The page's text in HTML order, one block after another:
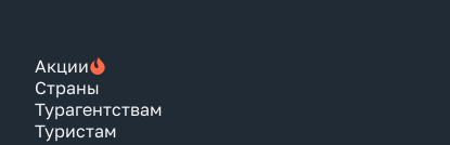
Акции
Страны
Турагентствам
Туристам